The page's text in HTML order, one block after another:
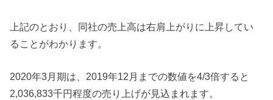
上記のとおり、同社の売上高は右肩上がりに上昇してい
ることがわかります。
2020年3月期は、2019年12月までの数値を4/3倍すると
2,036,833千円程度の売り上げが見込まれます。